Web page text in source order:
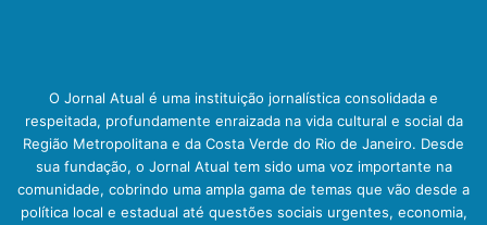
O Jornal Atual é uma instituição jornalística consolidada e
respeitada, profundamente enraizada na vida cultural e social da
Região Metropolitana e da Costa Verde do Rio de Janeiro. Desde
sua fundação, o Jornal Atual tem sido uma voz importante na
comunidade, cobrindo uma ampla gama de temas que vão desde a
política local e estadual até questões sociais urgentes, economia,